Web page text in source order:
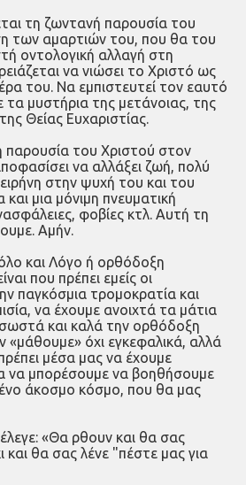
τη ζωντανή παρουσία του
των αμαρτιών του, που θα του
οντολογική αλλαγή στη
να νιώσει το Χριστό ως
του. Να εμπιστευτεί τον εαυτό
μυστήρια της μετάνοιας, της
Θείας Ευχαριστίας.
παρουσία του Χριστού στον
να αλλάξει ζωή, πολύ
στην ψυχή του και του
και μια μό­νιμη πνευματική
φοβίες κτλ. Αυτή τη
Αμήν.
και Λόγο ή ορθόδοξη
που πρέπει εμείς οι
παγκόσμια τρομοκρατία και
να έχουμε ανοιχτά τα μάτια
και καλά την ορθόδοξη
«μάθου­με» όχι εγκεφαλικά, αλλά
μέσα μας να έχουμε
να μπορέσουμε να βοηθήσουμε
άκοσμο κόσμο, που θα μας
«Θα ρθουν και θα σας
και θα σας λένε "πέστε μας για